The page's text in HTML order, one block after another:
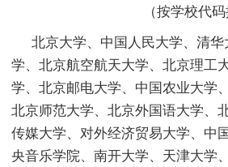
（按学校代码
北京大学、中国人民大学、 清华
学、北京航空航天大学、北京理工
学、北京邮电大学、中国农业大学
北京师范大学、北京外国语大学、
传媒大学、对外经济贸易大学、中
央音乐学院、南开大学、天津大学